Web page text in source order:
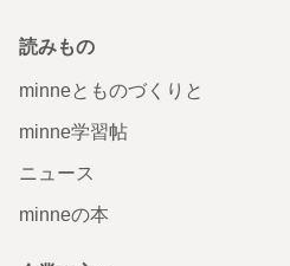
読みもの
minneとものづくりと
minne学習帖
ニュース
minneの本